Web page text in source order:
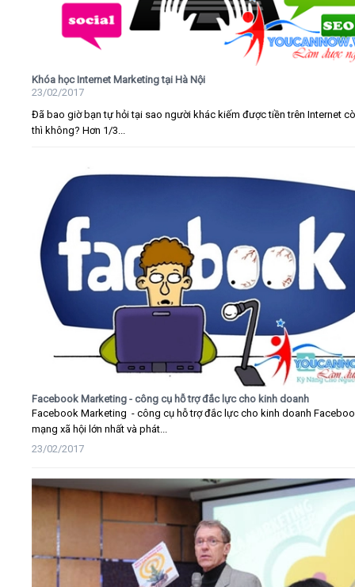
Khóa học Internet Marketing tại Hà Nội
23/02/2017
Đã bao giờ bạn tự hỏi tại sao người khác kiếm được tiền trên Internet
thì không? Hơn 1/3...
Facebook Marketing - công cụ hỗ trợ đắc lực cho kinh doanh
Facebook Marketing - công cụ hỗ trợ đắc lực cho kinh doanh
mạng xã hội lớn nhất và phát...
23/02/2017